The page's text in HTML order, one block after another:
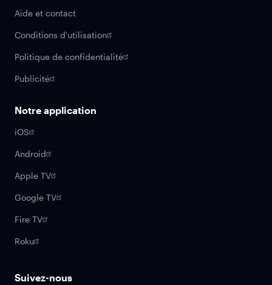
Aide et contact
Conditions d'utilisation
Politique de confidentialité
Publicité
Notre application
iOS
Android
Apple TV
Google TV
Fire TV
Roku
Suivez-nous